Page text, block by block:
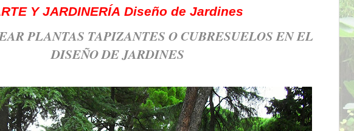
Y JARDINERÍA Diseño de Jardines
PLANTAS TAPIZANTES O CUBRESUELOS EN EL
DISEÑO DE JARDINES